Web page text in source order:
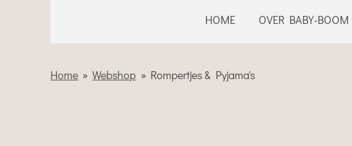
HOME OVER BABY-BOOM
Home » Webshop » Rompertjes & Pyjama's